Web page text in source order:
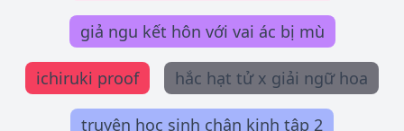
giả ngu kết hôn với vai ác bị mù
ichiruki proof hắc hạt tử x giải ngữ hoa
truyện học sinh chân kinh tập 2